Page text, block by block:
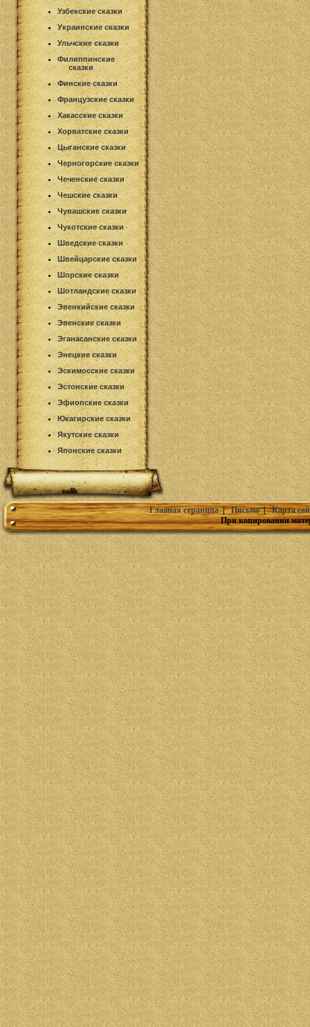
Узбекские сказки
Украинские сказки
Ульчские сказки
Филиппинские
сказки
Финские сказки
Французские сказки
Хакасские сказки
Хорватские сказки
Цыганские сказки
Черногорские сказки
Чеченские сказки
Чешские сказки
Чувашские сказки
Чукотские сказки
Шведские сказки
Швейцарские сказки
Шорские сказки
Шотландские сказки
Эвенкийские сказки
Эвенские сказки
Эганасанские сказки
Энецкие сказки
Эскимосские сказки
Эстонские сказки
Эфиопские сказки
Юкагирские сказки
Якутские сказки
Японские сказки
Главная страница|Письмо|Карта
При копировании